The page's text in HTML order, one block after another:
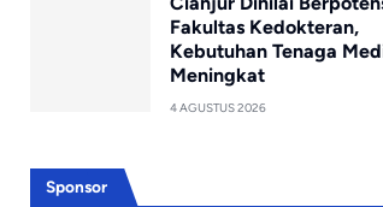
Fakultas Kedokteran,
Kebutuhan Tenaga
Meningkat
4 AGUSTUS 2026
Sponsor